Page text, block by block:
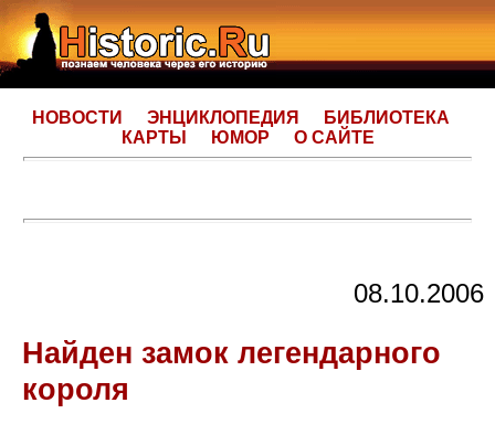
НОВОСТИ ЭНЦИКЛОПЕДИЯ
БИБЛИОТЕКА
КАРТЫ
ЮМОР О САЙТЕ
08.10.2006
Найден замок легендарного
короля